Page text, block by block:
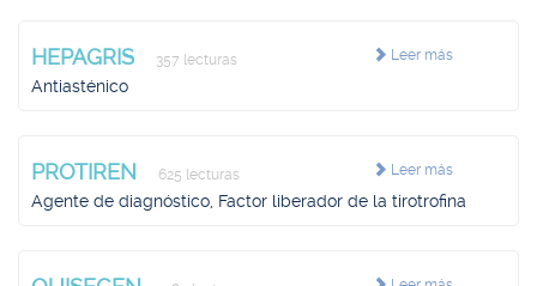
Leer más
HEPAGRIS 357 lecturas
Antiasténico
Leer más
PROTIREN 625 lecturas
Agente de diagnóstico, Factor liberador de la tirotrofina